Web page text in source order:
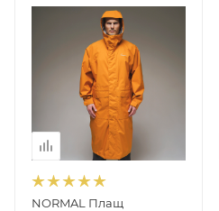
NORMAL Плащ